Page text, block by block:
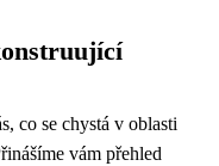
co se chystá v oblasti
vám přehled